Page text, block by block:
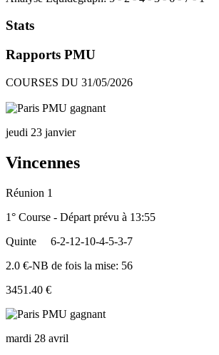
Stats
Rapports PMU
COURSES DU 31/05/2026
jeudi 23 janvier
Vincennes
Réunion 1
1° Course - Départ prévu à 13:55
Quinte
6-2-12-10-4-5-3-7
2.0 €-NB de fois la mise: 56
3451.40 €
mardi 28 avril